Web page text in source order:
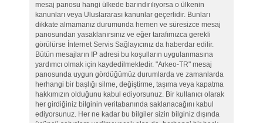
mesaj panosu hangi ülkede barındırılıyorsa o ülkenin
kanunları veya Uluslararası kanunlar geçerlidir. Bunları
dikkate almamanız durumunda hemen ve süresizce mesaj
panosundan yasaklanırsınız ve eğer tarafımızca gerekli
görülürse İnternet Servis Sağlayıcınız da haberdar edilir.
Bütün mesajların IP adresi bu koşulların uygulanmasına
yardımcı olmak için kaydedilmektedir. "Arkeo-TR" mesaj
panosunda uygun gördüğümüz durumlarda ve zamanlarda
herhangi bir başlığı silme, değiştirme, taşıma veya kapatma
hakkımızın olduğunu kabul ediyorsunuz. Bir kullanıcı olarak
her girdiğiniz bilginin veritabanında saklanacağını kabul
ediyorsunuz. Her ne kadar bu bilgiler sizin bilginiz dışında